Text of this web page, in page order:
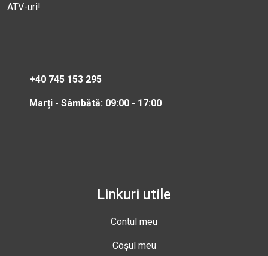
ATV-uri!
+40 745 153 295
Marți - Sâmbătă: 09:00 - 17:00
Linkuri utile
Contul meu
Coșul meu